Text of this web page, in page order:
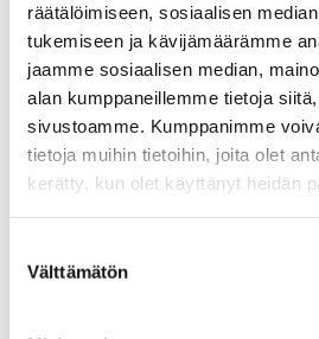
räätälöimiseen, sosiaalisen
tukemiseen ja kävijämäärämme
jaamme sosiaalisen median,
alan kumppaneillemme tietoja
sivustoamme. Kumppanimme
tietoja muihin tietoihin, joita olet
kerätty, kun olet käyttänyt heidän
valinta
Välttämätön
Kansiluukut,
Luukut,